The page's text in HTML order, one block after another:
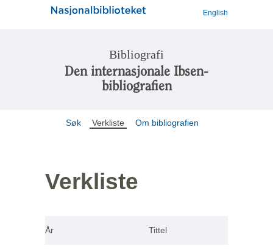
English
Bibliografi
Den internasjonale Ibsen-
bibliografien
Søk Verkliste Om bibliografien
Verkliste
År Tittel